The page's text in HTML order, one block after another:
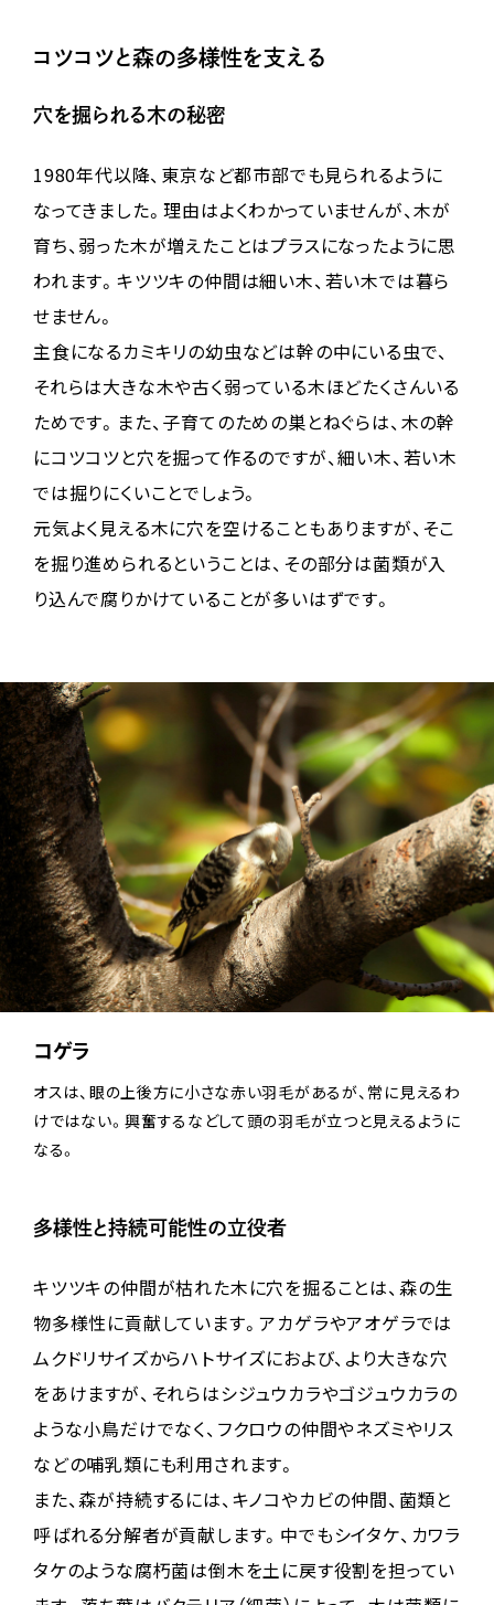
コツコツと森の多様性を支える
穴を掘られる木の秘密
1980年代以降、東京など都市部でも見られるように
なってきました。理由はよくわかっていませんが、木が
育ち、弱った木が増えたことはプラスになったように思
われます。キツツキの仲間は細い木、若い木では暮ら
せません。
主食になるカミキリの幼虫などは幹の中にいる虫で、
それらは大きな木や古く弱っている木ほどたくさんいる
ためです。また、子育てのための巣とねぐらは、木の幹
にコツコツと穴を掘って作るのですが、細い木、若い木
では掘りにくいことでしょう。
元気よく見える木に穴を空けることもありますが、そこ
を掘り進められるということは、その部分は菌類が入
り込んで腐りかけていることが多いはずです。
コゲラ
オスは、眼の上後方に小さな赤い羽毛があるが、常に見えるわ
けではない。興奮するなどして頭の羽毛が立つと見えるように
なる。
多様性と持続可能性の立役者
キツツキの仲間が枯れた木に穴を掘ることは、森の生
物多様性に貢献しています。アカゲラやアオゲラでは
ムクドリサイズからハトサイズにおよび、より大きな穴
をあけますが、それらはシジュウカラやゴジュウカラの
ような小鳥だけでなく、フクロウの仲間やネズミやリス
などの哺乳類にも利用されます。
また、森が持続するには、キノコやカビの仲間、菌類と
呼ばれる分解者が貢献します。中でもシイタケ、カワラ
タケのような腐朽菌は倒木を土に戻す役割を担ってい